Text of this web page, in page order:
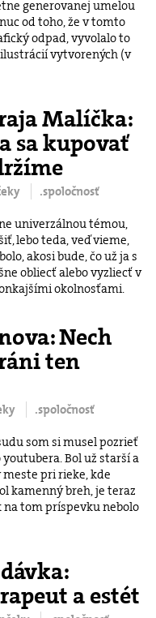
generovanej umelou
od toho, že v tomto
odpad, vyvolalo to
vytvorených (v
Malíčka:
sa kupovať
.spoločnosť
univerzálnou témou,
lebo teda, veď vieme,
akosi bude, čo už ja s
obliecť alebo vyzliecť v
okolnosťami.
Nech
ten
.spoločnosť
som si musel pozrieť
Bol už starší a
meste pri rieke, kde
kamenný breh, je teraz
tom príspevku nebolo
a estét